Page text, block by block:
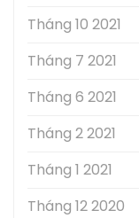
Tháng 10 2021
Tháng 7 2021
Tháng 6 2021
Tháng 2 2021
Tháng 1 2021
Tháng 12 2020